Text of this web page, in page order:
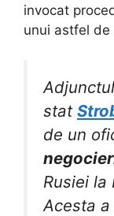
invocat
unui astfel de
stat
de un
Rusiei la
Acesta